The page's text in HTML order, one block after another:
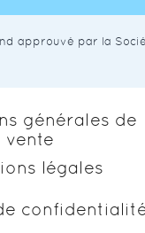
approuvé par la
générales de
vente
légales